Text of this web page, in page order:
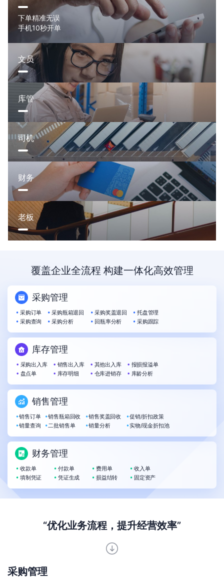
下单精准无误
手机10秒开单
文员
库管
司机
财务
老板
覆盖企业全流程 构建一体化高效管理
采购管理
采购订单
采购查询
采购瓶箱退回
采购分析
采购奖盖退回
回瓶率分析
托盘管理
采购跟踪
库存管理
采购出入库
盘点单
销售出入库
库存明细
其他出入库
仓库进销存
报损报溢单
库龄分析
销售管理
销售订单
销量查询
销售瓶箱回收
二批销售单
销售奖盖回收
销量分析
促销/折扣政策
实物/现金折扣池
财务管理
收款单
填制凭证
付款单
凭证生成
费用单
损益结转
收入单
固定资产
“优化业务流程，提升经营效率”
采购管理